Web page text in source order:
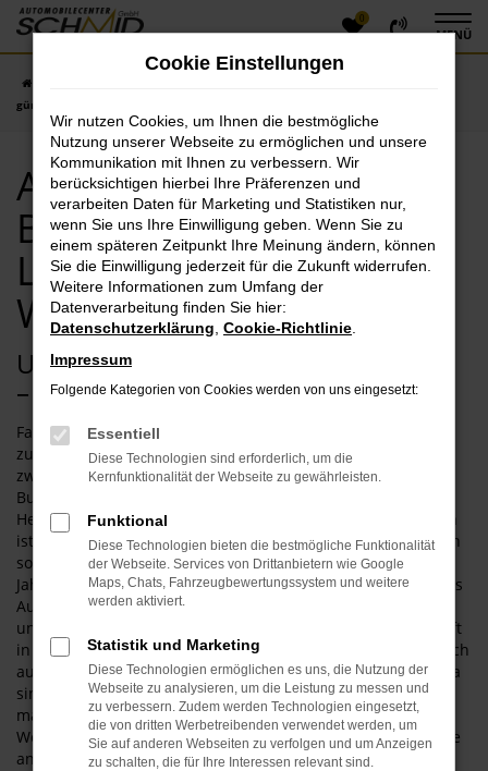
Zum
Hauptinhalt
0
MENÜ
günstig kaufen | Lieferservice nach Weißenburg in Bayern
Audi in Weißenburg in
Bayern günstig kaufen |
Lieferservice nach
Weißenburg in Bayern
Unterwegs in Weißenburg in Bayern
– künftig im Audi?
Fahrten in und um Weißenburg in Bayern erfordern ein
zuverlässiges Fahrzeug. Vor allem, wenn Sie immer wieder
zwischen Stadtverkehr und Fahrten auf Autobahn und
Bundesstraße wechseln, erweist sich Audi als bester
Hersteller. Die Bandbreite an unterschiedlichen Fahrzeugen
ist breit und wir vom Automobilecenter Schmid bieten Ihnen
sowohl Neuwagen als auch Tageszulassungen, sowohl
Jahreswagen als auch Gebrauchtwagen. Für Ihren Kauf eines
Audi in Weißenburg in Bayern bringen wir die Kompetenz
und Erfahrung aus mehr als 40 Jahren im Automobilgeschäft
in die Beratung ein. Hinzu kommt, dass wir selbstverständlich
auch nach dem Kauf mit unserer Meisterwerkstatt für Sie da
sind. Freuen Sie sich auf ein indivduelles und
maßgeschneidertes Fahrzeug von Audi für Ihre Mobilität in
Weißenburg in Bayern und sprechen Sie uns jederzeit gerne
an.
Cookie Einstellungen
Wir nutzen Cookies, um Ihnen die bestmögliche
Nutzung unserer Webseite zu ermöglichen und unsere
Kommunikation mit Ihnen zu verbessern. Wir
berücksichtigen hierbei Ihre Präferenzen und
verarbeiten Daten für Marketing und Statistiken nur,
wenn Sie uns Ihre Einwilligung geben. Wenn Sie zu
einem späteren Zeitpunkt Ihre Meinung ändern, können
Sie die Einwilligung jederzeit für die Zukunft widerrufen.
Weitere Informationen zum Umfang der
Datenverarbeitung finden Sie hier:
Datenschutzerklärung Cookie-Richtlinie
Impressum
Folgende Kategorien von Cookies werden von uns eingesetzt:
Essentiell
Diese Technologien sind erforderlich, um die
Kernfunktionalität der Webseite zu gewährleisten.
Funktional
Diese Technologien bieten die bestmögliche Funktionalität
der Webseite. Services von Drittanbietern wie Google
Maps, Chats, Fahrzeugbewertungssystem und weitere
werden aktiviert.
Statistik und Marketing
Diese Technologien ermöglichen es uns, die Nutzung der
Webseite zu analysieren, um die Leistung zu messen und
zu verbessern. Zudem werden Technologien eingesetzt,
die von dritten Werbetreibenden verwendet werden, um
Sie auf anderen Webseiten zu verfolgen und um Anzeigen
zu schalten, die für Ihre Interessen relevant sind.